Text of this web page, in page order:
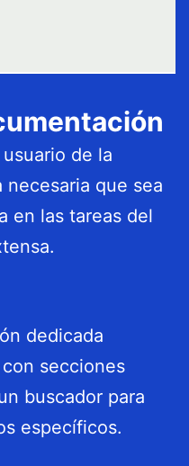
de la
que sea
en las tareas del
dedicada
secciones
buscador para
específicos.